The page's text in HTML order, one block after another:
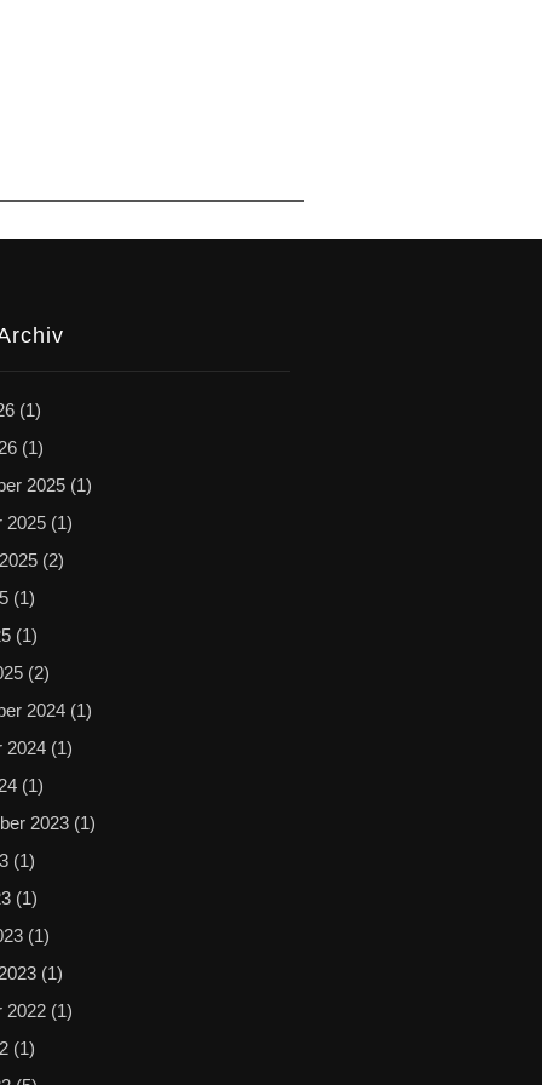
(1)
(1)
2025(1)
2025(1)
(2)
(1)
(1)
(2)
2024(1)
2024(1)
(1)
2023(1)
(1)
(1)
(1)
(1)
2022(1)
(1)